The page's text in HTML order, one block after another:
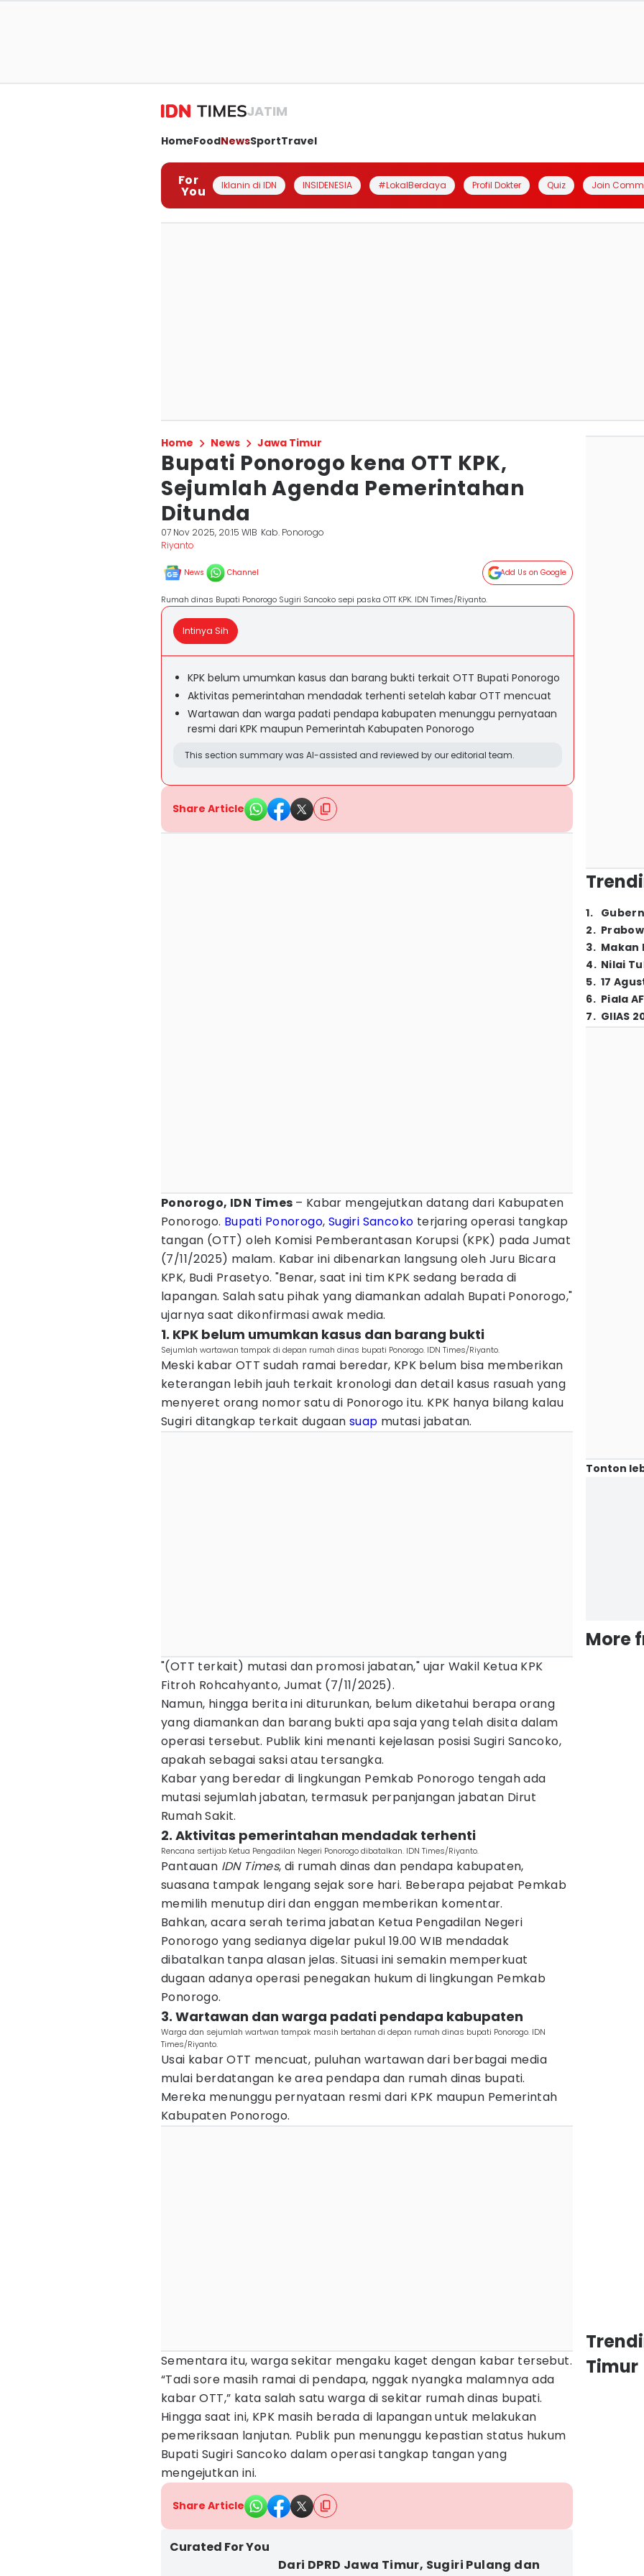
JATIM
HomeFoodNewsSportTravel
For
You Iklanin di IDN INSIDENESIA #LokalBerdaya Profil Dokter Quiz Join
Home News Jawa Timur
Bupati Ponorogo kena OTT KPK,
Sejumlah Agenda Pemerintahan
Ditunda
07 Nov 2025, 20:15 WIB Kab. Ponorogo
Riyanto
News Channel Add Us on Google
Rumah dinas Bupati Ponorogo Sugiri Sancoko sepi paska OTT KPK. IDN Times/Riyanto.
Intinya Sih
KPK belum umumkan kasus dan barang bukti terkait OTT Bupati Ponorogo
Aktivitas pemerintahan mendadak terhenti setelah kabar OTT mencuat
Wartawan dan warga padati pendapa kabupaten menunggu pernyataan
resmi dari KPK maupun Pemerintah Kabupaten Ponorogo
This section summary was AI-assisted and reviewed by our editorial team.
Share Article
Ponorogo, IDN Times – Kabar mengejutkan datang dari Kabupaten
Ponorogo. Bupati Ponorogo, Sugiri Sancoko terjaring operasi tangkap
tangan (OTT) oleh Komisi Pemberantasan Korupsi (KPK) pada Jumat
(7/11/2025) malam. Kabar ini dibenarkan langsung oleh Juru Bicara
KPK, Budi Prasetyo. "Benar, saat ini tim KPK sedang berada di
lapangan. Salah satu pihak yang diamankan adalah Bupati Ponorogo,"
ujarnya saat dikonfirmasi awak media.
1. KPK belum umumkan kasus dan barang bukti
Sejumlah wartawan tampak di depan rumah dinas bupati Ponorogo. IDN Times/Riyanto.
Meski kabar OTT sudah ramai beredar, KPK belum bisa memberikan
keterangan lebih jauh terkait kronologi dan detail kasus rasuah yang
menyeret orang nomor satu di Ponorogo itu. KPK hanya bilang kalau
Sugiri ditangkap terkait dugaan suap mutasi jabatan.
"(OTT terkait) mutasi dan promosi jabatan," ujar Wakil Ketua KPK
Fitroh Rohcahyanto, Jumat (7/11/2025).
Namun, hingga berita ini diturunkan, belum diketahui berapa orang
yang diamankan dan barang bukti apa saja yang telah disita dalam
operasi tersebut. Publik kini menanti kejelasan posisi Sugiri Sancoko,
apakah sebagai saksi atau tersangka.
Kabar yang beredar di lingkungan Pemkab Ponorogo tengah ada
mutasi sejumlah jabatan, termasuk perpanjangan jabatan Dirut
Rumah Sakit.
2. Aktivitas pemerintahan mendadak terhenti
Rencana sertijab Ketua Pengadilan Negeri Ponorogo dibatalkan. IDN Times/Riyanto.
Pantauan IDN Times, di rumah dinas dan pendapa kabupaten,
suasana tampak lengang sejak sore hari. Beberapa pejabat Pemkab
memilih menutup diri dan enggan memberikan komentar.
Bahkan, acara serah terima jabatan Ketua Pengadilan Negeri
Ponorogo yang sedianya digelar pukul 19.00 WIB mendadak
dibatalkan tanpa alasan jelas. Situasi ini semakin memperkuat
dugaan adanya operasi penegakan hukum di lingkungan Pemkab
Ponorogo.
3. Wartawan dan warga padati pendapa kabupaten
Warga dan sejumlah wartwan tampak masih bertahan di depan rumah dinas bupati Ponorogo. IDN
Times/Riyanto.
Usai kabar OTT mencuat, puluhan wartawan dari berbagai media
mulai berdatangan ke area pendapa dan rumah dinas bupati.
Mereka menunggu pernyataan resmi dari KPK maupun Pemerintah
Kabupaten Ponorogo.
Sementara itu, warga sekitar mengaku kaget dengan kabar tersebut.
“Tadi sore masih ramai di pendapa, nggak nyangka malamnya ada
kabar OTT,” kata salah satu warga di sekitar rumah dinas bupati.
Hingga saat ini, KPK masih berada di lapangan untuk melakukan
pemeriksaan lanjutan. Publik pun menunggu kepastian status hukum
Bupati Sugiri Sancoko dalam operasi tangkap tangan yang
mengejutkan ini.
Share Article
Curated For You
Dari DPRD Jawa Timur, Sugiri Pulang dan
1.
2.
3. Makan
4. Nilai
5. 17
6. Piala
7. GIIAS
Tonton
More
Timur